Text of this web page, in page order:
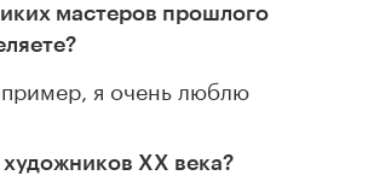
мастеров прошлого
я очень люблю
художников ХХ века?